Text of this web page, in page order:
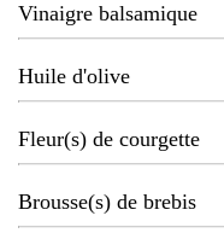
Vinaigre balsamique
Huile d'olive
Fleur(s) de courgette
Brousse(s) de brebis